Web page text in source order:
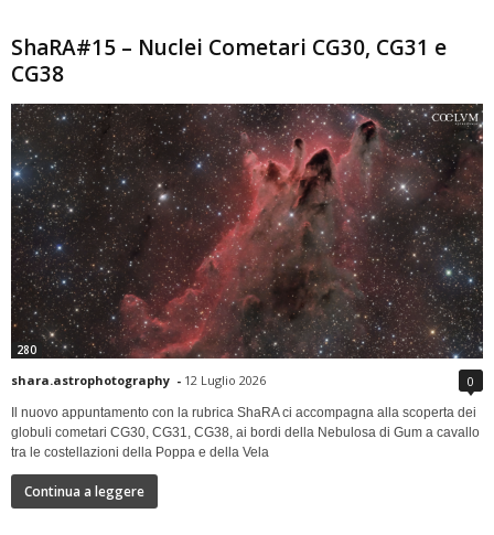
ShaRA#15 – Nuclei Cometari CG30, CG31 e
CG38
280
shara.astrophotography - 12 Luglio 2026 0
Il nuovo appuntamento con la rubrica ShaRA ci accompagna alla scoperta dei
globuli cometari CG30, CG31, CG38, ai bordi della Nebulosa di Gum a cavallo
tra le costellazioni della Poppa e della Vela
Continua a leggere